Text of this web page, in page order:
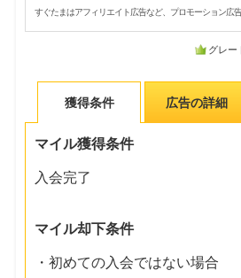
すぐたまはアフィリエイト広告など、プロモーション広
グレー
獲得条件 広告の詳細
マイル獲得条件
入会完了
マイル却下条件
・初めての入会ではない場合